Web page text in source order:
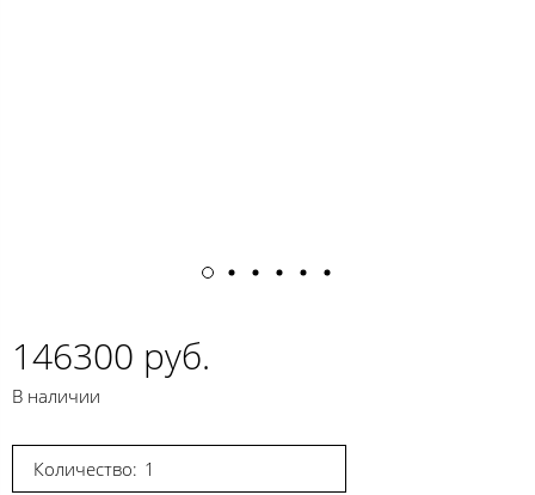
146300 руб.
В наличии
Количество: